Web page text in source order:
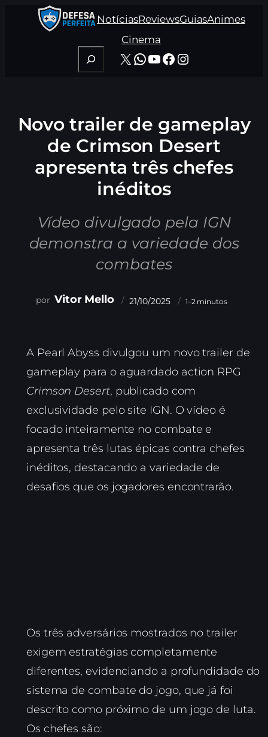
NotíciasReviewsGuiasAnimes
Cinema
Pesquisar
X WhatsApp
Youtube
Facebook
Instagram
Novo trailer de gameplay
de Crimson Desert
apresenta três chefes
inéditos
Vídeo divulgado pela IGN
demonstra a variedade dos
combates
Vitor Mello 21/10/2025 1–2 minutos
A Pearl Abyss divulgou um novo trailer de
gameplay para o aguardado action RPG
Crimson Desert, publicado com
exclusividade pelo site IGN. O vídeo é
focado inteiramente no combate e
apresenta três lutas épicas contra chefes
inéditos, destacando a variedade de
desafios que os jogadores encontrarão.
Os três adversários mostrados no trailer
exigem estratégias completamente
diferentes, evidenciando a profundidade do
sistema de combate do jogo, que já foi
descrito como próximo de um jogo de luta.
Os chefes são: